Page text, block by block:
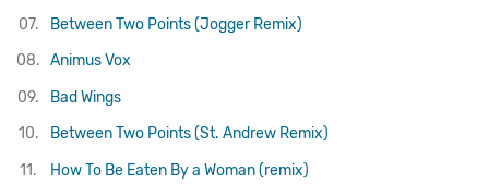
07.
Between Two Points (Jogger Remix)
08. Animus Vox
09.
Bad Wings
10.
Between Two Points (St. Andrew Remix)
11.
How To Be Eaten By a Woman (remix)